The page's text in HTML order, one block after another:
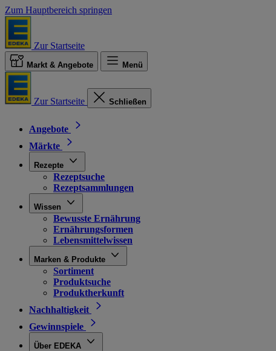
Zum Hauptbereich springen
Zur Startseite
Markt & Angebote Menü
Zur Startseite Schließen
Angebote
Märkte
Rezepte
Rezeptsuche
Rezeptsammlungen
Wissen
Bewusste Ernährung
Ernährungsformen
Lebensmittelwissen
Marken & Produkte
Sortiment
Produktsuche
Produktherkunft
Nachhaltigkeit
Gewinnspiele
Über EDEKA